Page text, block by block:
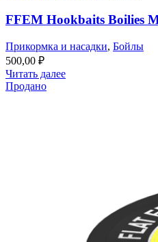
FFEM Hookbaits Boilies
Прикормка и насадки, Бойлы
500,00 ₽
Читать далее
Продано